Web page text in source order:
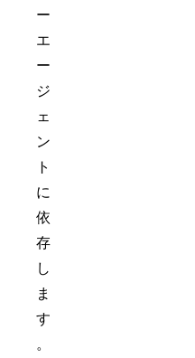
ー
エ
ー
ジ
ェ
ン
ト
に
依
存
し
ま
す
。